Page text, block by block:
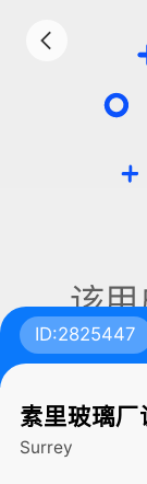
ID:2825447
素里玻璃厂
Surrey